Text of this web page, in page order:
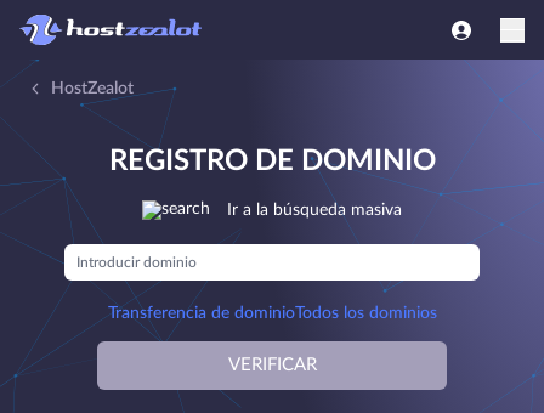
HostZealot
REGISTRO DE DOMINIO
Ir a la búsqueda masiva
Transferencia de dominioTodos los dominios
VERIFICAR